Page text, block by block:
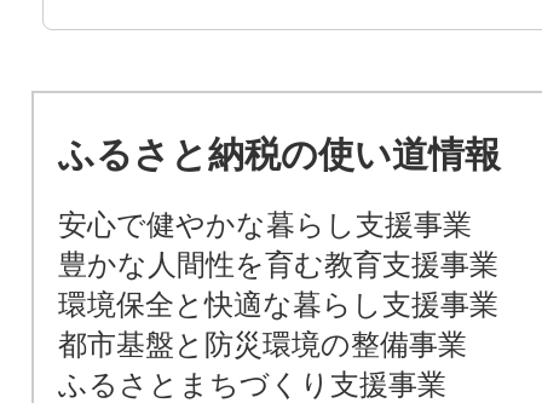
ふるさと納税の使い道情報
安心で健やかな暮らし支援事業
豊かな人間性を育む教育支援事業
環境保全と快適な暮らし支援事業
都市基盤と防災環境の整備事業
ふるさとまちづくり支援事業